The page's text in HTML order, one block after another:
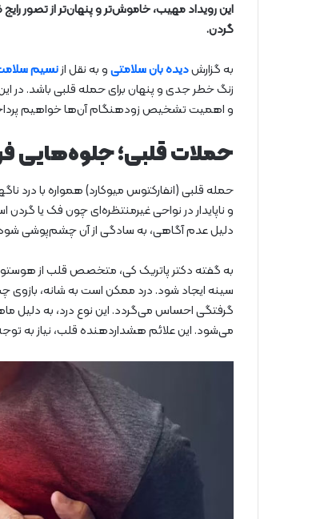
این رویداد مهیب، خاموش‌تر و پنهان‌تر از تصور
گردن.
به گزارشدیده بان سلامتیو به نقل ازنسیم
زنگ خطر جدی و پنهان برای حمله قلبی باشد. در
و اهمیت تشخیص زودهنگام آن‌ها خواهیم
حملات قلبی؛ جلوه‌هایی
حمله قلبی (انفارکتوس میوکارد) همواره با درد
و ناپایدار در نواحی غیرمنتظره‌ای چون فک یا
دلیل عدم آگاهی، به سادگی از آن چشم‌پوشی
به گفته دکتر پاتریک کی، متخصص قلب از
سینه ایجاد شود. درد ممکن است به شانه، بازوی
گرفتگی احساس می‌گردد. این نوع درد، به دلیل
می‌شود. این علائم هشداردهنده قلب، نیاز به